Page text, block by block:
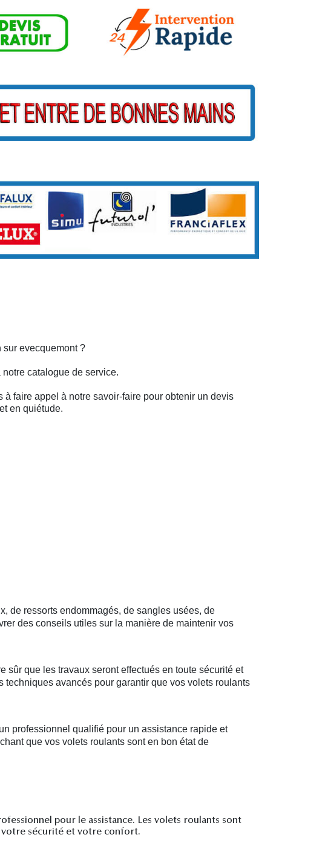
evecquemont ?
catalogue de service.
faire appel à notre savoir-faire pour obtenir un devis
en quiétude.
de ressorts endommagés, de sangles usées, de
des conseils utiles sur la manière de maintenir vos
que les travaux seront effectués en toute sécurité et
avancés pour garantir que vos volets roulants
professionnel qualifié pour un assistance rapide et
que vos volets roulants sont en bon état de
pour le assistance. Les volets roulants sont
votre sécurité et votre confort.